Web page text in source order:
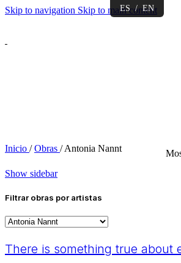
Skip to navigation Skip to main content
Inicio / Obras / Antonia Nannt
Show sidebar
Filtrar obras por artistas
There is something true about
ES / EN